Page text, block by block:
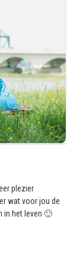
plezier
wat voor jou de
in het leven 🙂